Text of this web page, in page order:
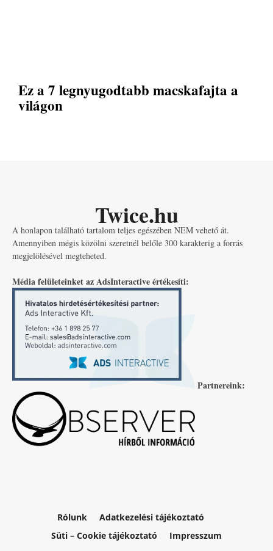
Ez a 7 legnyugodtabb macskafajta a
világon
Twice.hu
A honlapon található tartalom teljes egészében NEM vehető át.
Amennyiben mégis közölni szeretnél belőle 300 karakterig a forrás
megjelölésével megteheted.
Média felületeinket az AdsInteractive értékesíti:
Partnereink:
Rólunk
Adatkezelési tájékoztató
Süti – Cookie tájékoztató
Impresszum